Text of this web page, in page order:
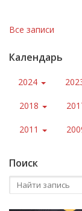
Все записи
Календарь
2024
2018
2011
Поиск